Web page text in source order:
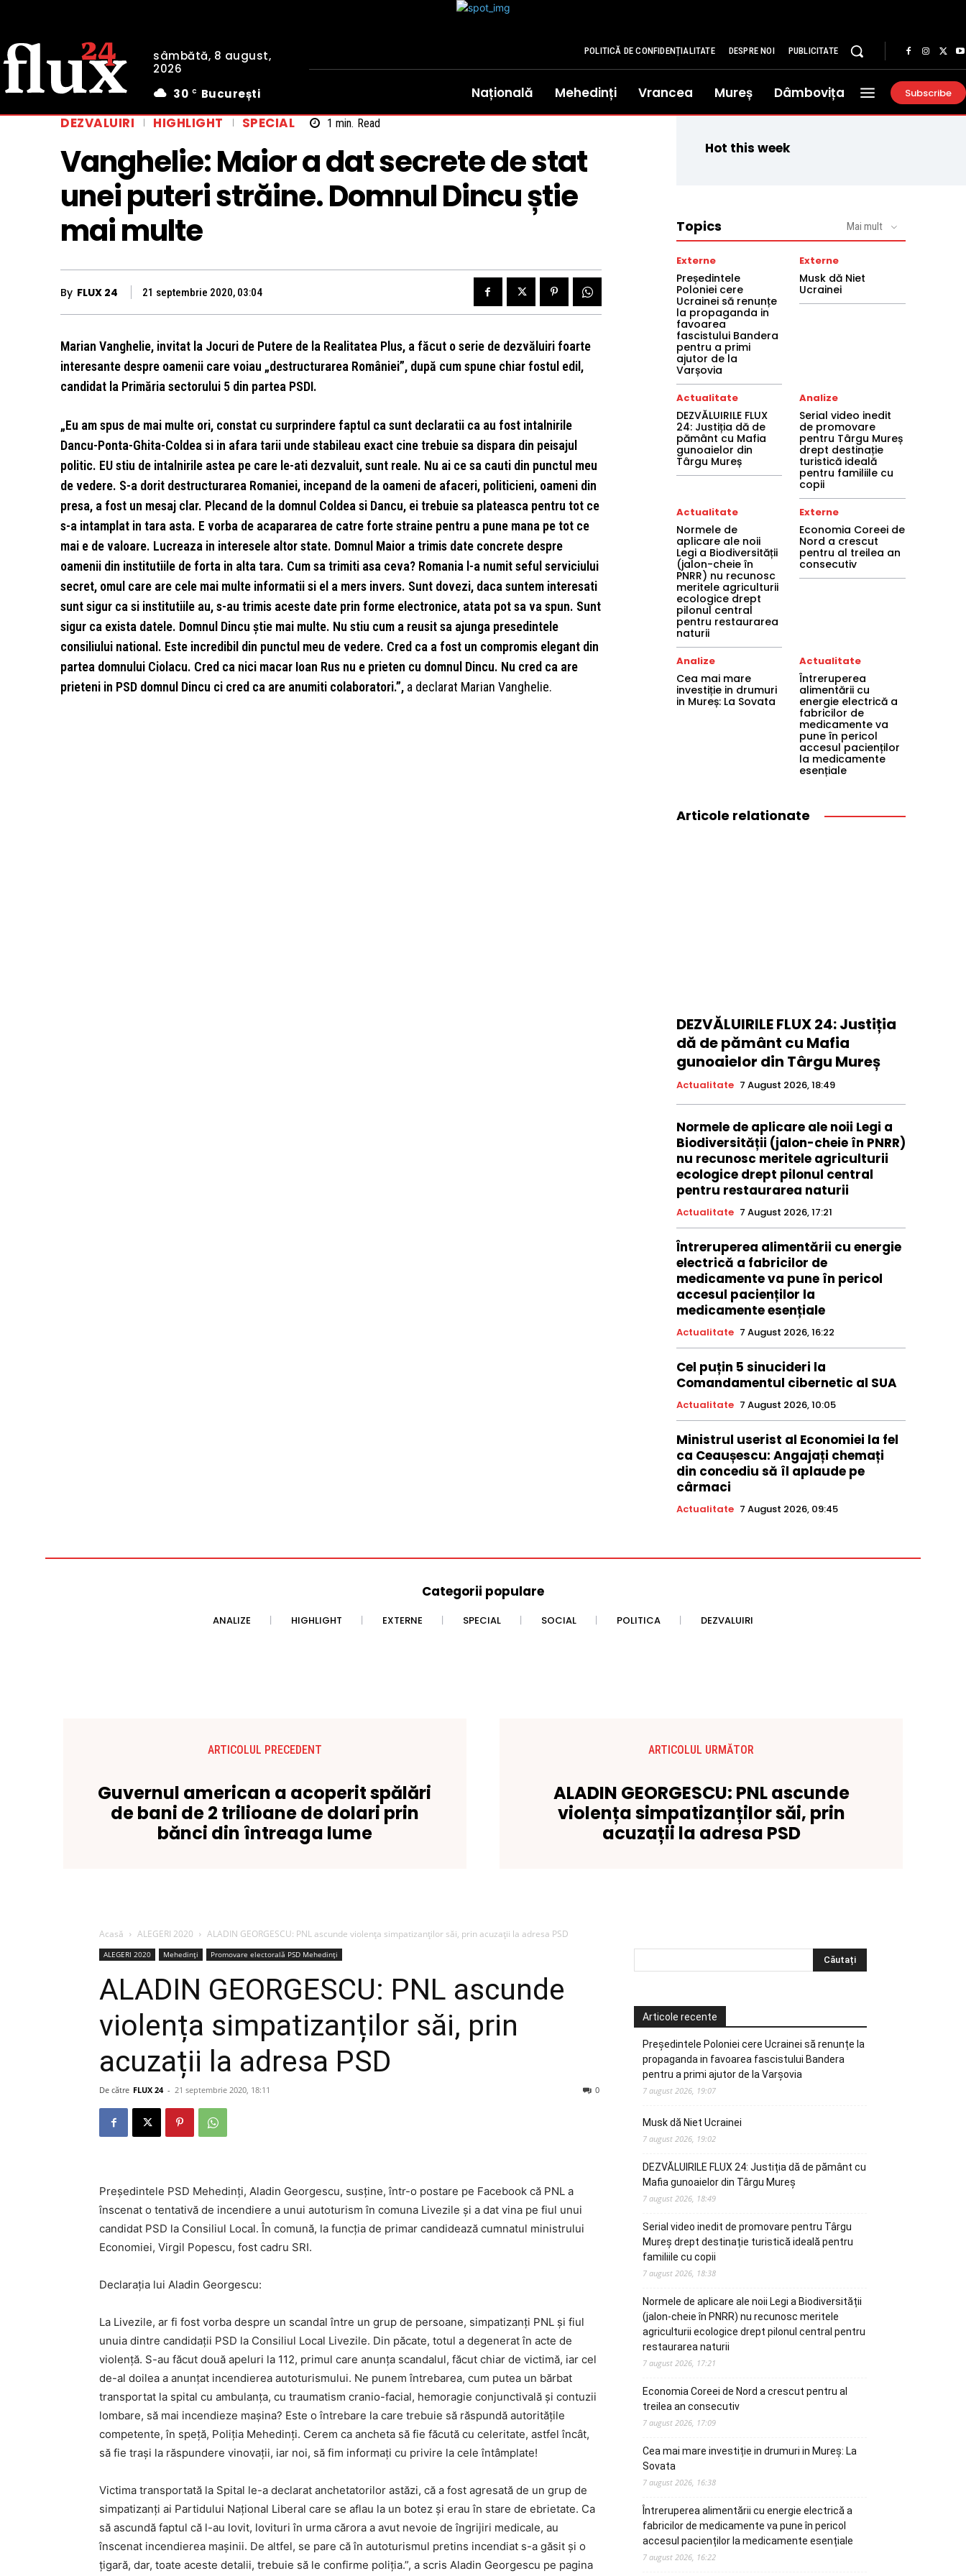
sâmbătă, 8 august,
2026
30 C București
POLITICĂ DE CONFIDENȚIALITATE DESPRE NOI PUBLICITATE
Națională Mehedinți Vrancea Mureș Dâmbovița Subscribe
DEZVALUIRI HIGHLIGHT SPECIAL 1 min. Read
Vanghelie: Maior a dat secrete de stat
unei puteri străine. Domnul Dincu știe
mai multe
By FLUX 24 21 septembrie 2020, 03:04
Marian Vanghelie, invitat la Jocuri de Putere de la Realitatea Plus, a făcut o serie de dezvăluiri foarte
interesante despre oamenii care voiau „destructurarea României”, după cum spune chiar fostul edil,
candidat la Primăria sectorului 5 din partea PSDI.
„Eu am spus de mai multe ori, constat cu surprindere faptul ca sunt declaratii ca au fost intalnirile
Dancu-Ponta-Ghita-Coldea si in afara tarii unde stabileau exact cine trebuie sa dispara din peisajul
politic. EU stiu de intalnirile astea pe care le-ati dezvaluit, sunt reale. Nu ai ce sa cauti din punctul meu
de vedere. S-a dorit destructurarea Romaniei, incepand de la oameni de afaceri, politicieni, oameni din
presa, a fost un mesaj clar. Plecand de la domnul Coldea si Dancu, ei trebuie sa plateasca pentru tot ce
s-a intamplat in tara asta. E vorba de acapararea de catre forte straine pentru a pune mana pe tot ce
mai e de valoare. Lucreaza in interesele altor state. Domnul Maior a trimis date concrete despre
oamenii din institutiile de forta in alta tara. Cum sa trimiti asa ceva? Romania l-a numit seful serviciului
secret, omul care are cele mai multe informatii si el a mers invers. Sunt dovezi, daca suntem interesati
sunt sigur ca si institutiile au, s-au trimis aceste date prin forme electronice, atata pot sa va spun. Sunt
sigur ca exista datele. Domnul Dincu știe mai multe. Nu stiu cum a reusit sa ajunga presedintele
consiliului national. Este incredibil din punctul meu de vedere. Cred ca a fost un compromis elegant din
partea domnului Ciolacu. Cred ca nici macar Ioan Rus nu e prieten cu domnul Dincu. Nu cred ca are
prieteni in PSD domnul Dincu ci cred ca are anumiti colaboratori.”, a declarat Marian Vanghelie.
Hot this week
Topics Mai mult
Externe
Președintele
Poloniei cere
Ucrainei să renunțe
la propaganda in
favoarea
fascistului Bandera
pentru a primi
ajutor de la
Varșovia
Externe
Musk dă Niet
Ucrainei
Actualitate
DEZVĂLUIRILE FLUX
24: Justiția dă de
pământ cu Mafia
gunoaielor din
Târgu Mureș
Analize
Serial video inedit
de promovare
pentru Târgu Mureș
drept destinație
turistică ideală
pentru familiile cu
copii
Actualitate
Normele de
aplicare ale noii
Legi a Biodiversității
(jalon-cheie în
PNRR) nu recunosc
meritele agriculturii
ecologice drept
pilonul central
pentru restaurarea
naturii
Externe
Economia Coreei de
Nord a crescut
pentru al treilea an
consecutiv
Analize
Cea mai mare
investiție in drumuri
in Mureș: La Sovata
Actualitate
Întreruperea
alimentării cu
energie electrică a
fabricilor de
medicamente va
pune în pericol
accesul pacienților
la medicamente
esențiale
Articole relationate
DEZVĂLUIRILE FLUX 24: Justiția
dă de pământ cu Mafia
gunoaielor din Târgu Mureș
Actualitate 7 August 2026, 18:49
Normele de aplicare ale noii Legi a
Biodiversității (jalon-cheie în PNRR)
nu recunosc meritele agriculturii
ecologice drept pilonul central
pentru restaurarea naturii
Actualitate 7 August 2026, 17:21
Întreruperea alimentării cu energie
electrică a fabricilor de
medicamente va pune în pericol
accesul pacienților la
medicamente esențiale
Actualitate 7 August 2026, 16:22
Cel puțin 5 sinucideri la
Comandamentul cibernetic al SUA
Actualitate 7 August 2026, 10:05
Ministrul userist al Economiei la fel
ca Ceaușescu: Angajați chemați
din concediu să îl aplaude pe
cârmaci
Actualitate 7 August 2026, 09:45
Categorii populare
ANALIZE HIGHLIGHT EXTERNE SPECIAL SOCIAL POLITICA DEZVALUIRI
ARTICOLUL PRECEDENT
Guvernul american a acoperit spălări
de bani de 2 trilioane de dolari prin
bănci din întreaga lume
ARTICOLUL URMĂTOR
ALADIN GEORGESCU: PNL ascunde
violența simpatizanților săi, prin
acuzații la adresa PSD